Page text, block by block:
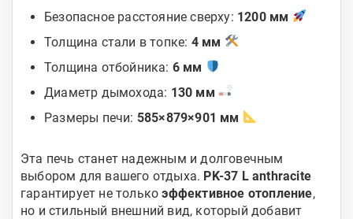
Безопасное расстояние сверху: 1200 мм
Толщина стали в топке: 4 мм
Толщина отбойника: 6 мм
Диаметр дымохода: 130 мм
Размеры печи: 585×879×901 мм
Эта печь станет надежным и долговечным
выбором для вашего отдыха. PK-37 L anthracite
гарантирует не толькоэффективное отопление,
но и стильный внешний вид, который добавит